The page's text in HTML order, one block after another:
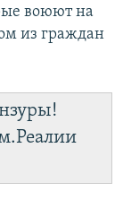
воюют на
из граждан